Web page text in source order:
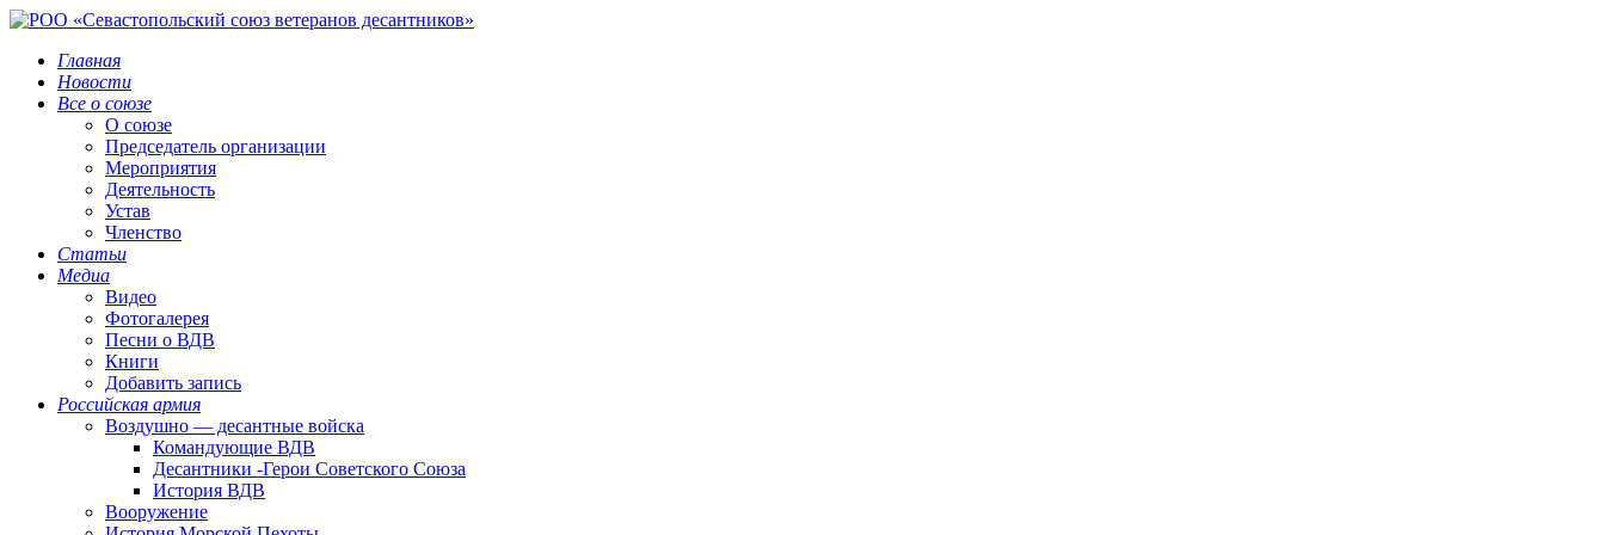
Главная
Новости
Все о союзе
О союзе
Председатель организации
Мероприятия
Деятельность
Устав
Членство
Статьи
Медиа
Видео
Фотогалерея
Песни о ВДВ
Книги
Добавить запись
Российская армия
Воздушно — десантные войска
Командующие ВДВ
Десантники -Герои Советского Союза
История ВДВ
Вооружение